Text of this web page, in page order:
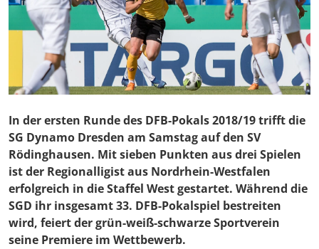
In der ersten Runde des DFB-Pokals 2018/19 trifft die
SG Dynamo Dresden am Samstag auf den SV
Rödinghausen. Mit sieben Punkten aus drei Spielen
ist der Regionalligist aus Nordrhein-Westfalen
erfolgreich in die Staffel West gestartet. Während die
SGD ihr insgesamt 33. DFB-Pokalspiel bestreiten
wird, feiert der grün-weiß-schwarze Sportverein
seine Premiere im Wettbewerb.